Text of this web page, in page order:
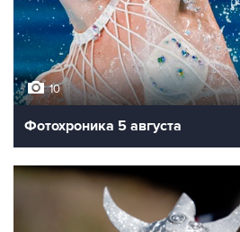
10
Фотохроника 5 августа